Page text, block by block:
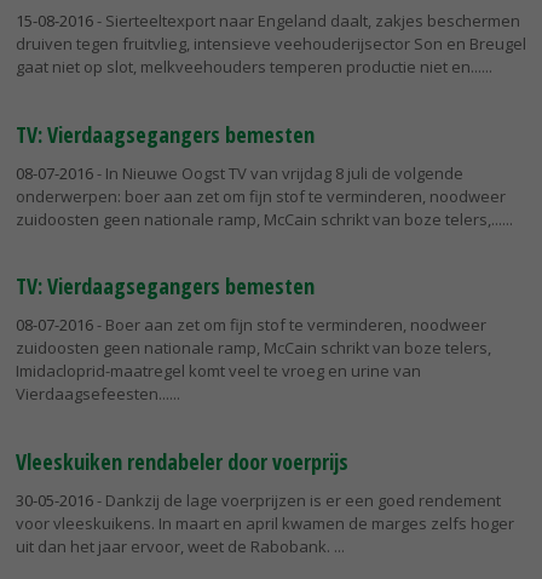
15-08-2016- Sierteeltexport naar Engeland daalt, zakjes beschermen
druiven tegen fruitvlieg, intensieve veehouderijsector Son en Breugel
gaat niet op slot, melkveehouders temperen productie niet en...
TV: Vierdaagsegangers bemesten
08-07-2016- In Nieuwe Oogst TV van vrijdag 8 juli de volgende
onderwerpen: boer aan zet om fijn stof te verminderen, noodweer
zuidoosten geen nationale ramp, McCain schrikt van boze telers,...
TV: Vierdaagsegangers bemesten
08-07-2016- Boer aan zet om fijn stof te verminderen, noodweer
zuidoosten geen nationale ramp, McCain schrikt van boze telers,
Imidacloprid-maatregel komt veel te vroeg en urine van
Vierdaagsefeesten...
Vleeskuiken rendabeler door voerprijs
30-05-2016- Dankzij de lage voerprijzen is er een goed rendement
voor vleeskuikens. In maart en april kwamen de marges zelfs hoger
uit dan het jaar ervoor, weet de Rabobank.